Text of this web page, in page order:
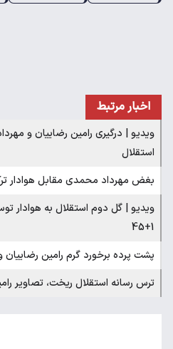
اخبار مرتبط
ویدیو | درگیری رامین رضاییان و
استقلال
بغض مهرداد محمدی مقابل هوادار
ویدیو | گل دوم استقلال به هوادار
1+45
پشت پرده برخورد گرم رامین رضاییان
ترس رسانه استقلال ریخت، تصاویر